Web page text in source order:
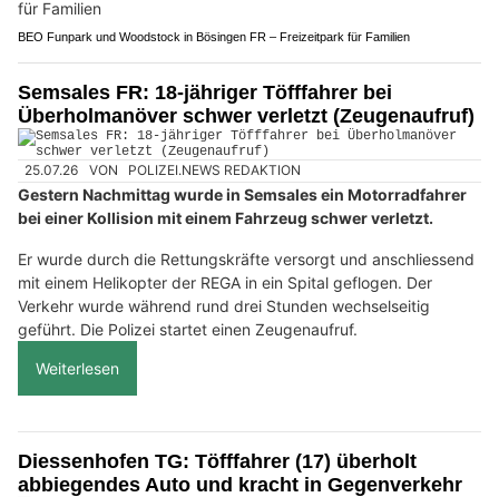
BEO Funpark und Woodstock in Bösingen FR – Freizeitpark für Familien
Semsales FR: 18-jähriger Töfffahrer bei
Überholmanöver schwer verletzt (Zeugenaufruf)
25.07.26 VON POLIZEI.NEWS REDAKTION
Gestern Nachmittag wurde in Semsales ein Motorradfahrer
bei einer Kollision mit einem Fahrzeug schwer verletzt.
Er wurde durch die Rettungskräfte versorgt und anschliessend
mit einem Helikopter der REGA in ein Spital geflogen. Der
Verkehr wurde während rund drei Stunden wechselseitig
geführt. Die Polizei startet einen Zeugenaufruf.
Weiterlesen
Diessenhofen TG: Töfffahrer (17) überholt
abbiegendes Auto und kracht in Gegenverkehr